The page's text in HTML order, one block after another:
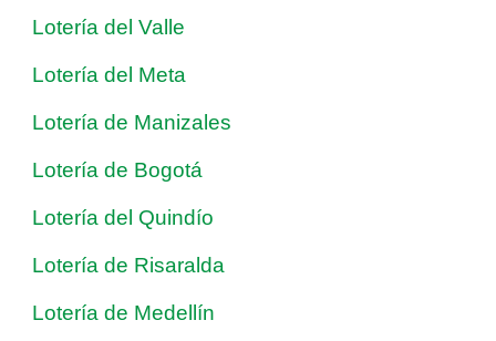
Lotería del Valle
Lotería del Meta
Lotería de Manizales
Lotería de Bogotá
Lotería del Quindío
Lotería de Risaralda
Lotería de Medellín